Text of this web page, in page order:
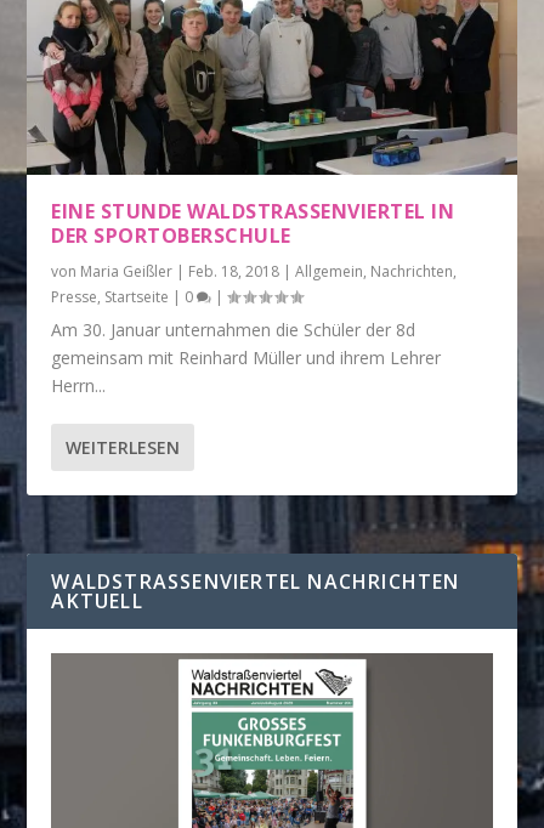
EINE STUNDE WALDSTRASSENVIERTEL IN D
ER SPORTOBERSCHULE
von Maria Geißler | Feb. 18, 2018 |Allgemein, Nachrichten,
Presse, Startseite | 0 |
Am 30. Januar unternahmen die Schüler der 8d
gemeinsam mit Reinhard Müller und ihrem Lehrer
Herrn...
WEITERLESEN
WALDSTRASSENVIERTEL NACHRICHTEN A
KTUELL